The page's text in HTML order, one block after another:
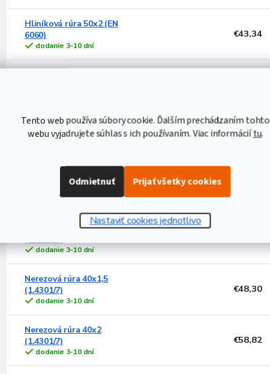
Tento web používa súbory cookie. Ďalším prechádzaním tohto
webu vyjadrujete súhlas s ich používaním. Viac informáciítu.
Nastaviť cookies jednotlivo
Odmietnuť Prijať všetky cookies
Hliníková rúra 50x2 (EN
6060)
dodanie 3-10 dní
€43,34
Hliníková rúra 50x4 (EN
6060)
€81,14
Hliníková rúra 50x5 (EN
dodanie 3-10 dní
Nerezová rúra 40x1
dodanie 3-10 dní
Nerezová rúra 40x1,5
(1.4301/7)
dodanie 3-10 dní
€48,30
Nerezová rúra 40x2
(1.4301/7)
dodanie 3-10 dní
€58,82